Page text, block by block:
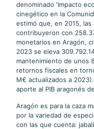
denominado 'Impacto
cinegético en la
estimó que, en 2015,
contribuyeron con
monetarios en Aragón,
2023 se eleva
mantenimiento de unos
retornos fiscales en
M€ actualizados a
aporte al PIB aragonés
Aragón es para la caza
por la variedad de
con las que cuenta: